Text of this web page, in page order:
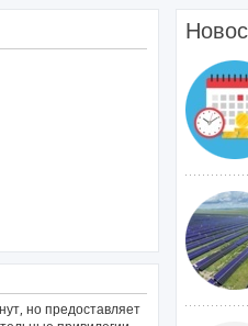
но предоставляет